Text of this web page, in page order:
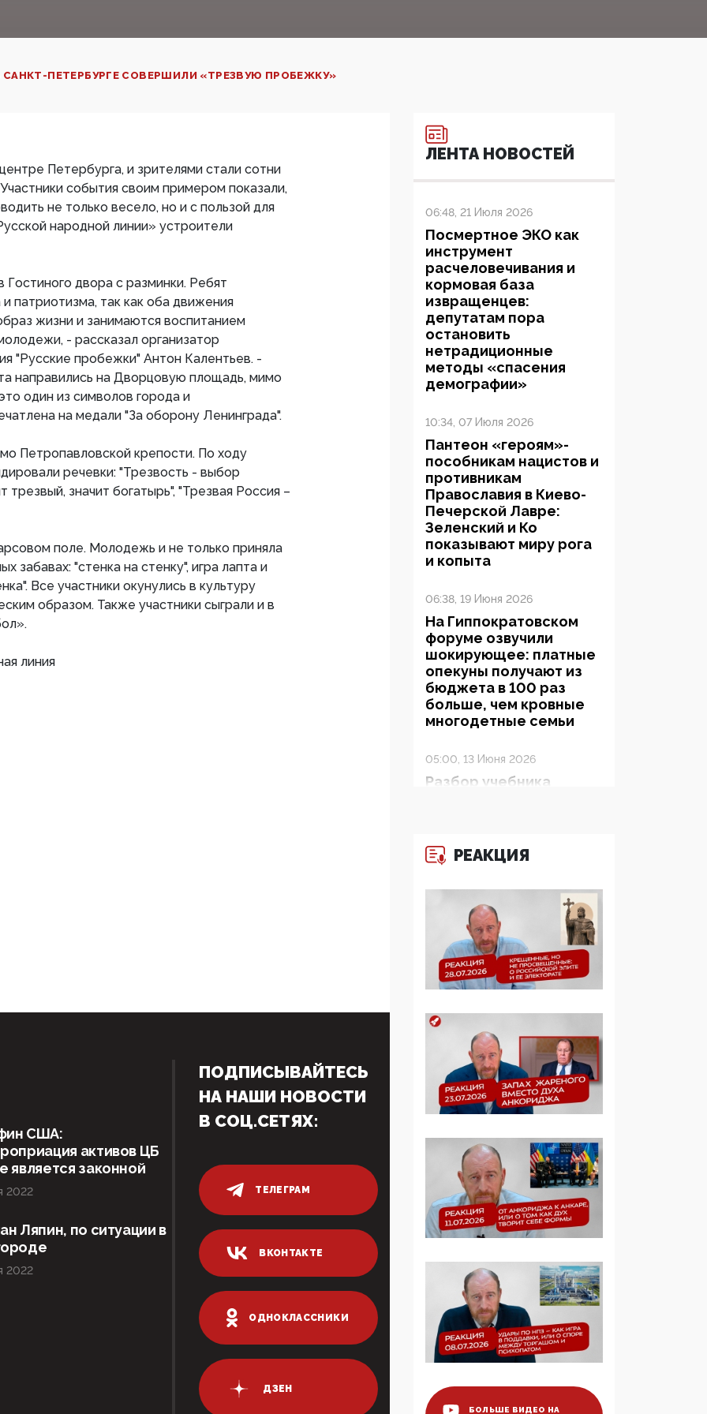
САНКТ-ПЕТЕРБУРГЕ СОВЕРШИЛИ «ТРЕЗВУЮ ПРОБЕЖКУ»
Петербурга, и зрителями стали сотни
события своим примером показали,
не только весело, но и с пользой для
народной линии» устроители
Гостиного двора с разминки. Ребят
патриотизма, так как оба движения
жизни и занимаются воспитанием
- рассказал организатор
"Русские пробежки" Антон Калентьев. -
направились на Дворцовую площадь, мимо
один из символов города и
на медали "За оборону Ленинграда".
Петропавловской крепости. По ходу
речевки: "Трезвость - выбор
трезвый, значит богатырь", "Трезвая Россия –
поле. Молодежь и не только приняла
забавах: "стенка на стенку", игра лапта и
Все участники окунулись в культуру
образом. Также участники сыграли и в
линия
ЛЕНТА НОВОСТЕЙ
06:48, 21 Июля 2026
Посмертное ЭКО как
инструмент
расчеловечивания и
кормовая база
извращенцев:
депутатам пора
остановить
нетрадиционные
методы «спасения
демографии»
10:34, 07 Июля 2026
Пантеон «героям»-
пособникам нацистов и
противникам
Православия в Киево-
Печерской Лавре:
Зеленский и Ко
показывают миру рога
и копыта
06:38, 19 Июня 2026
На Гиппократовском
форуме озвучили
шокирующее: платные
опекуны получают из
бюджета в 100 раз
больше, чем кровные
многодетные семьи
05:00, 13 Июня 2026
Разбор учебника
традиционные
ценности и немного
11:53, 09 Июня 2026
Прокуратура наконец
увидела
экстремистскую
деятельность ИИТО
цифроглобалисты
продолжают
определять повестку в
образовании
09:43, 01 Июня 2026
5G за счет здоровья
граждан: Минцифры
намерено отобрать у
регионов и
муниципалитетов право
защищать жилые дома
и социальные объекты
05:58, 26 Мая 2026
Роскомнадзор
освободили от борца с
деструктивным и
опасным контентом
07:39, 25 Мая 2026
РЕАКЦИЯ
БОЛЬШЕ ВИДЕО НА
США:
активов ЦБ
является законной
2022
Ляпин, по ситуации в
2022
ПОДПИСЫВАЙТЕСЬ
НА НАШИ НОВОСТИ
В СОЦ.СЕТЯХ:
ТЕЛЕГРАМ
ВКОНТАКТЕ
ОДНОКЛАССНИКИ
ДЗЕН